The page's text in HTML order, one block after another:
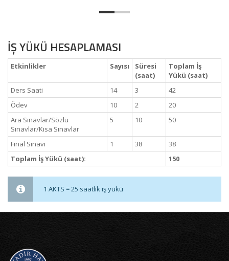
İŞ YÜKÜ HESAPLAMASI
Etkinlikler Sayısı
Süresi
(saat)
Toplam İş
Yükü (saat)
Ders Saati
14 3
42
Ödev
10 2
20
Ara Sınavlar/Sözlü
Sınavlar/Kısa Sınavlar
5 10 50
Final Sınavı 1 38
38
Toplam İş Yükü (saat):
150
1 AKTS = 25 saatlik iş yükü